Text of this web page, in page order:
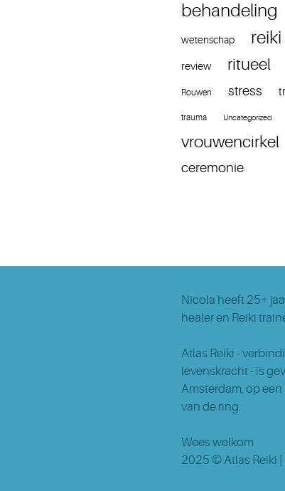
behandeling
wetenschap
review ritueel
Rouwen stress
trauma Uncategorized
vrouwencirkel
ceremonie
Nicola heeft 25+
healer en Reiki
Atlas Reiki -
levenskracht - is
Amsterdam, op
van de ring.
Wees welkom
2025 ©Atlas Reiki